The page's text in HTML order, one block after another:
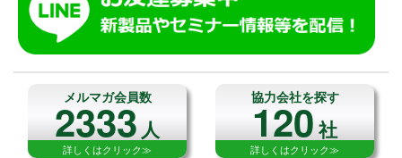
メルマガ会員数
2333人
詳しくはクリック≫
協力会社を探す
120社
詳しくはクリック≫